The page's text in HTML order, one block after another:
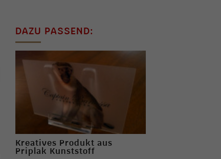
DAZU PASSEND:
Kreatives Produkt aus
Priplak Kunststoff